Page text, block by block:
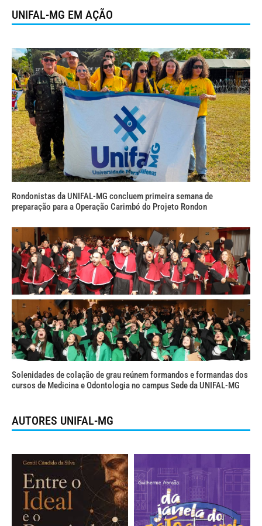
UNIFAL-MG EM AÇÃO
Rondonistas da UNIFAL-MG concluem primeira semana de
preparação para a Operação Carimbó do Projeto Rondon
Solenidades de colação de grau reúnem formandos e formandas dos
cursos de Medicina e Odontologia no campus Sede da UNIFAL-MG
AUTORES UNIFAL-MG